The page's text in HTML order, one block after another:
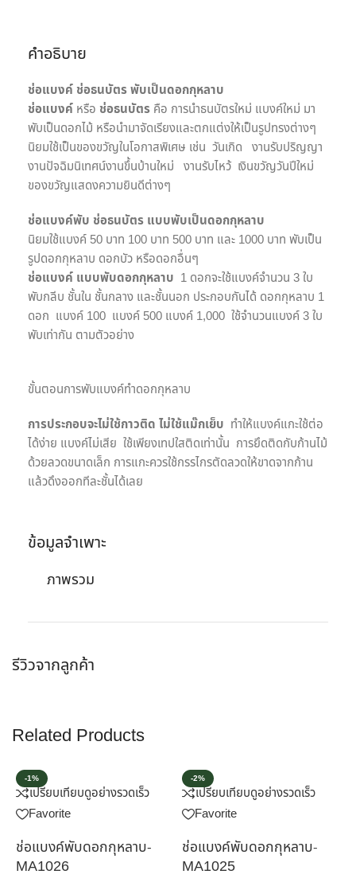
ข้อมูลจำเพาะ
ภาพรวม
รีวิวจากลูกค้า
คำอธิบาย
ช่อแบงค์ ช่อธนบัตร พับเป็นดอกกุหลาบ
ช่อแบงค์ หรือ ช่อธนบัตร คือ การนำธนบัตรใหม่ แบงค์ใหม่ มา
พับเป็นดอกไม้ หรือนำมาจัดเรียงและตกแต่งให้เป็นรูปทรงต่างๆ
นิยมใช้เป็นของขวัญในโอกาสพิเศษ เช่น วันเกิด งานรับปริญญา
งานปัจฉิมนิเทศน์งานขึ้นบ้านใหม่ งานรับไหว้ เงินขวัญวันปีใหม่
ของขวัญแสดงความยินดีต่างๆ
ช่อแบงค์พับ ช่อธนบัตร แบบพับเป็นดอกกุหลาบ
นิยมใช้แบงค์ 50 บาท 100 บาท 500 บาท และ 1000 บาท พับเป็น
รูปดอกกุหลาบ ดอกบัว หรือดอกอื่นๆ
ช่อแบงค์ แบบพับดอกกุหลาบ 1 ดอกจะใช้แบงค์จำนวน 3 ใบ
พับกลีบ ชั้นใน ชั้นกลาง และชั้นนอก ประกอบกันได้ ดอกกุหลาบ 1
ดอก แบงค์ 100 แบงค์ 500 แบงค์ 1,000 ใช้จำนวนแบงค์ 3 ใบ
พับเท่ากัน ตามตัวอย่าง
ขั้นตอนการพับแบงค์ทำดอกกุหลาบ
การประกอบจะไม่ใช้กาวติด ไม่ใช้แม๊กเย็บ ทำให้แบงค์แกะใช้ต่อ
ได้ง่าย แบงค์ไม่เสีย ใช้เพียงเทปใสติดเท่านั้น การยึดติดกับก้านไม้
ด้วยลวดขนาดเล็ก การแกะควรใช้กรรไกรตัดลวดให้ขาดจากก้าน
แล้วดึงออกทีละชั้นได้เลย
Related Products
-1%
เปรียบเทียบดูอย่างรวดเร็ว
Favorite
ช่อแบงค์พับดอกกุหลาบ-
MA1026
-2%
เปรียบเทียบดูอย่างรวดเร็ว
Favorite
ช่อแบงค์พับดอกกุหลาบ-
MA1025